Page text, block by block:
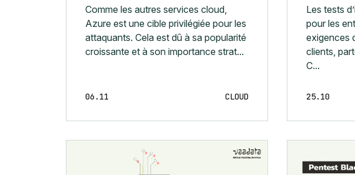
Comme les autres services cloud,
Azure est une cible privilégiée pour les
attaquants. Cela est dû à sa popularité
croissante et à son importance strat...
06.11 CLOUD
Les tests
pour les
exigences
clients,
C...
25.10